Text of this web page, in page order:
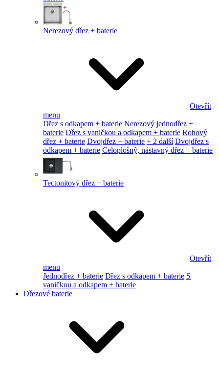
Nerezový dřez + baterie
Otevřít
menu
Dřez s odkapem + baterie Nerezový jednodřez +
baterie Dřez s vaničkou a odkapem + baterie Rohový
dřez + baterie Dvojdřez + baterie + 2 další Dvojdřez s
odkapem + baterie Celoplošný, nástavný dřez + baterie
Tectonitový dřez + baterie
Otevřít
menu
Jednodřez + baterie Dřez s odkapem + baterie S
vaničkou a odkapem + baterie
Dřezové baterie